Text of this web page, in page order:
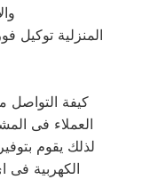
المنزلية توكيل
كيفة
العملاء فى
لذلك يقوم
الكهربية